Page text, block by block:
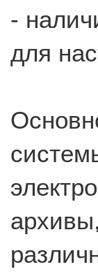
-
для